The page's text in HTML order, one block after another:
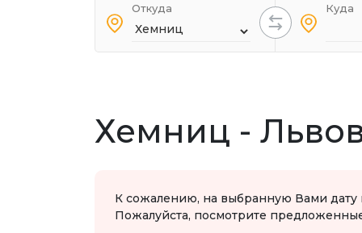
+38 067 240
Откуда Куда
Хемниц -
К сожалению, на выбранную Вами дату
Пожалуйста, посмотрите